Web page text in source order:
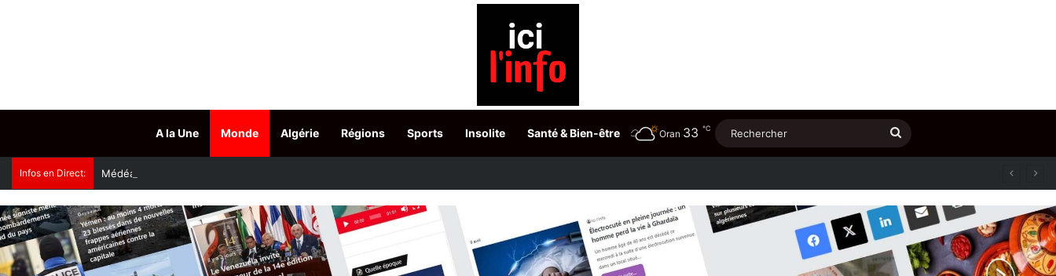
A la Une Monde Algérie Régions Sports Insolite Santé & Bien-être Oran 33 ℃ Rechercher
Infos en Direct: Médéa : une secousse tellurique de magnitude 3,2 ressentie ce matin